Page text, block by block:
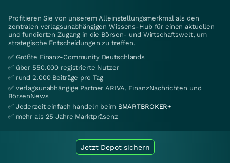
Profitieren Sie von unserem Alleinstellungsmerkmal als den
zentralen verlagsunabhängigen Wissens-Hub für einen aktuellen
und fundierten Zugang in die Börsen- und Wirtschaftswelt, um
strategische Entscheidungen zu treffen.
✅ Größte Finanz-Community Deutschlands
✅ über 550.000 registrierte Nutzer
✅ rund 2.000 Beiträge pro Tag
✅ verlagsunabhängige Partner ARIVA, FinanzNachrichten und
BörsenNews
✅ Jederzeit einfach handeln beim SMARTBROKER+
✅ mehr als 25 Jahre Marktpräsenz
Jetzt Depot sichern